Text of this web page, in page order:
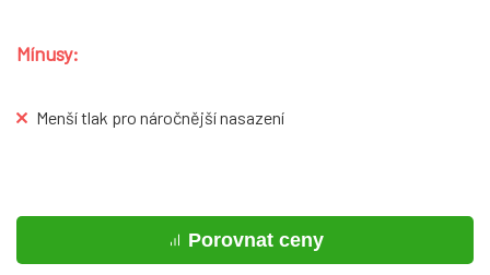
Mínusy:
Menší tlak pro náročnější nasazení
Porovnat ceny